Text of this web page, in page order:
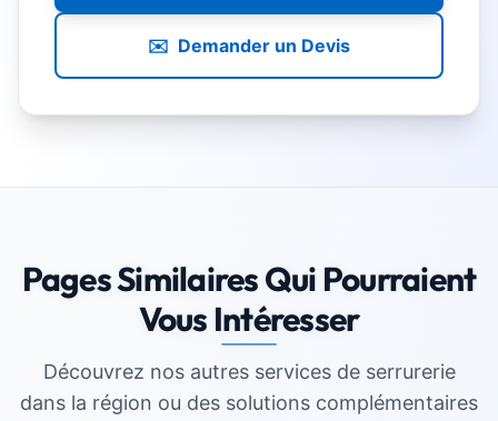
✉️ Demander un Devis
Pages Similaires Qui Pourraient
Vous Intéresser
Découvrez nos autres services de serrurerie
dans la région ou des solutions complémentaires